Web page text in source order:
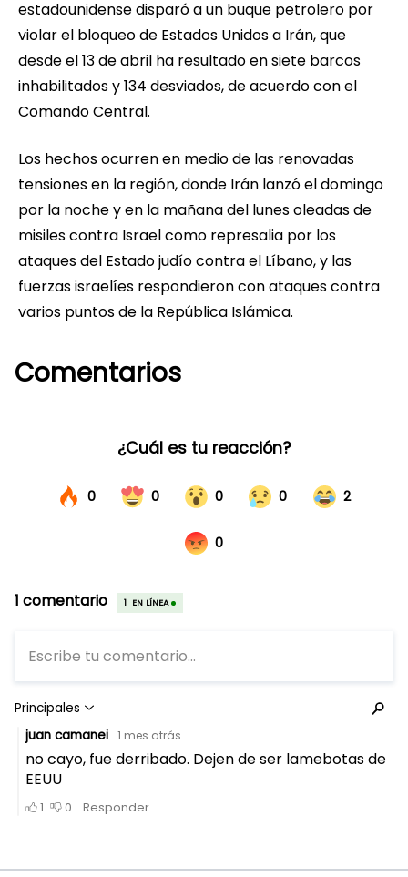
estadounidense disparó a un buque petrolero por
violar el bloqueo de Estados Unidos a Irán, que
desde el 13 de abril ha resultado en siete barcos
inhabilitados y 134 desviados, de acuerdo con el
Comando Central.
Los hechos ocurren en medio de las renovadas
tensiones en la región, donde Irán lanzó el domingo
por la noche y en la mañana del lunes oleadas de
misiles contra Israel como represalia por los
ataques del Estado judío contra el Líbano, y las
fuerzas israelíes respondieron con ataques contra
varios puntos de la República Islámica.
Comentarios